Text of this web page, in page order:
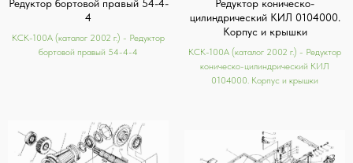
Редуктор бортовой правый 54-4-
4
КСК-100А (каталог 2002 г.) - Редуктор
бортовой правый 54-4-4
Редуктор коническо-
цилиндрический КИЛ 0104000.
Корпус и крышки
КСК-100А (каталог 2002 г.) - Редуктор
коническо-цилиндрический КИЛ
0104000. Корпус и крышки